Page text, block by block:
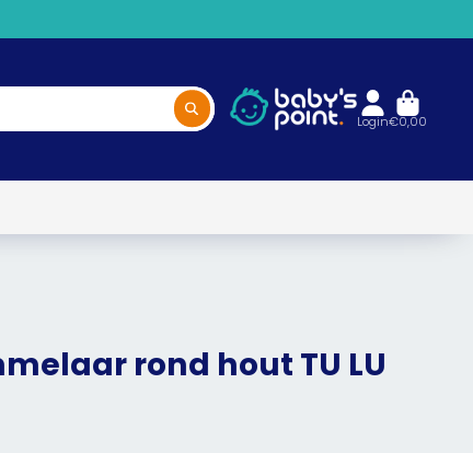
Login€0,00
rond hout TU LU